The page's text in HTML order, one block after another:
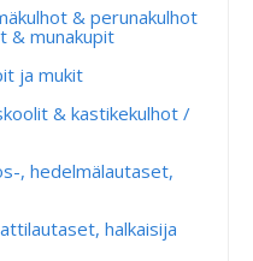
& perunakulhot
& munakupit
ja mukit
& kastikekulhot /
, hedelmälautaset,
halkaisija